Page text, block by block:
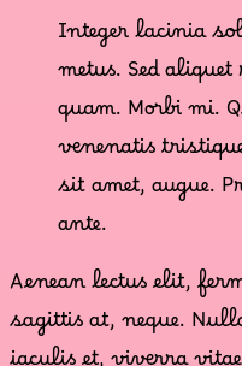
Integer lacinia
metus. Sed
quam. Morbi mi.
venenatis
sit amet, augue.
ante.
Aenean lectus elit,
sagittis at, neque.